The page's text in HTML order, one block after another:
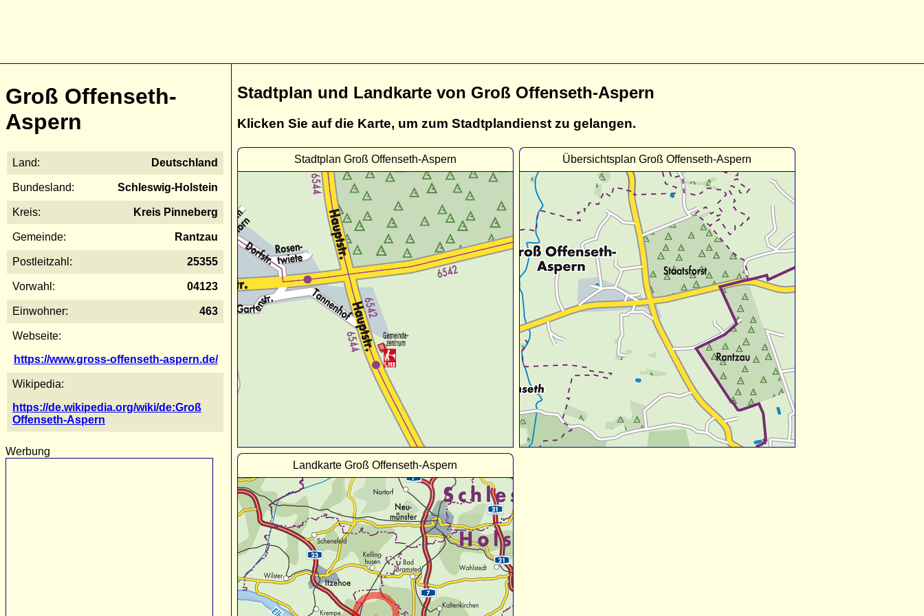
Groß Offenseth-
Aspern
Land: Deutschland
Bundesland: Schleswig-Holstein
Kreis: Kreis Pinneberg
Gemeinde: Rantzau
Postleitzahl: 25355
Vorwahl: 04123
Einwohner: 463
Webseite:
https://www.gross-offenseth-aspern.de/
Wikipedia:
https://de.wikipedia.org/wiki/de:Groß
Offenseth-Aspern
Werbung
Stadtplan und Landkarte von Groß Offenseth-Aspern
Klicken Sie auf die Karte, um zum Stadtplandienst zu gelangen.
Stadtplan Groß Offenseth-Aspern Übersichtsplan Groß Offenseth-Aspern
Landkarte Groß Offenseth-Aspern